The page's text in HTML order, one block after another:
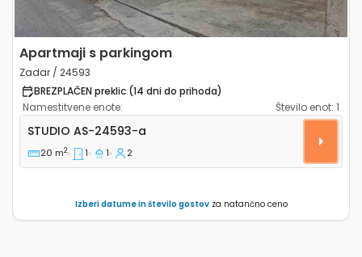
Apartmaji s parkingom
Zadar / 24593
BREZPLAČEN preklic (14 dni do prihoda)
Namestitvene enote:
Število enot: 1
Studio Zadar AS-24593-a
STUDIO AS-24593-a
20 m2 1 1 2
Izberi datume in število gostovza natančno ceno